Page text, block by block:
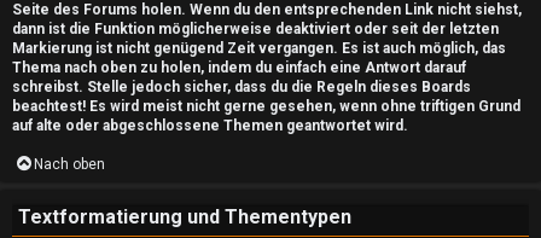
Seite des Forums holen. Wenn du den entsprechenden Link nicht siehst,
dann ist die Funktion möglicherweise deaktiviert oder seit der letzten
Markierung ist nicht genügend Zeit vergangen. Es ist auch möglich, das
Thema nach oben zu holen, indem du einfach eine Antwort darauf
schreibst. Stelle jedoch sicher, dass du die Regeln dieses Boards
beachtest! Es wird meist nicht gerne gesehen, wenn ohne triftigen Grund
auf alte oder abgeschlossene Themen geantwortet wird.
Nach oben
Textformatierung und Thementypen
H
i
l
f
e